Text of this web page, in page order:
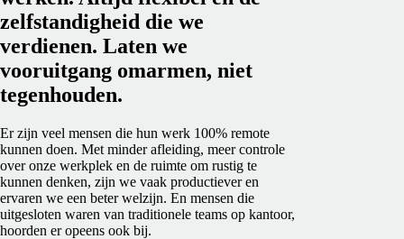
zelfstandigheid die we
verdienen. Laten we
vooruitgang omarmen, niet
tegenhouden.
Er zijn veel mensen die hun werk 100% remote
kunnen doen. Met minder afleiding, meer controle
over onze werkplek en de ruimte om rustig te
kunnen denken, zijn we vaak productiever en
ervaren we een beter welzijn. En mensen die
uitgesloten waren van traditionele teams op kantoor,
hoorden er opeens ook bij.